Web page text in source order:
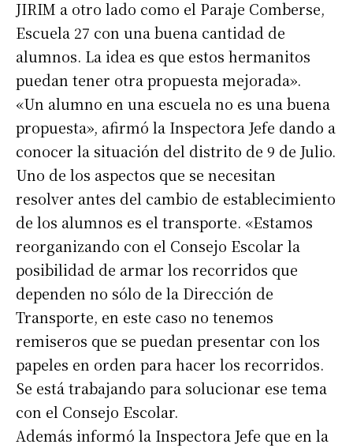
JIRIM a otro lado como el Paraje Comberse,
Escuela 27 con una buena cantidad de
alumnos. La idea es que estos hermanitos
puedan tener otra propuesta mejorada».
«Un alumno en una escuela no es una buena
propuesta», afirmó la Inspectora Jefe dando a
conocer la situación del distrito de 9 de Julio.
Uno de los aspectos que se necesitan
resolver antes del cambio de establecimiento
de los alumnos es el transporte. «Estamos
reorganizando con el Consejo Escolar la
posibilidad de armar los recorridos que
dependen no sólo de la Dirección de
Transporte, en este caso no tenemos
remiseros que se puedan presentar con los
papeles en orden para hacer los recorridos.
Se está trabajando para solucionar ese tema
con el Consejo Escolar.
Además informó la Inspectora Jefe que en la